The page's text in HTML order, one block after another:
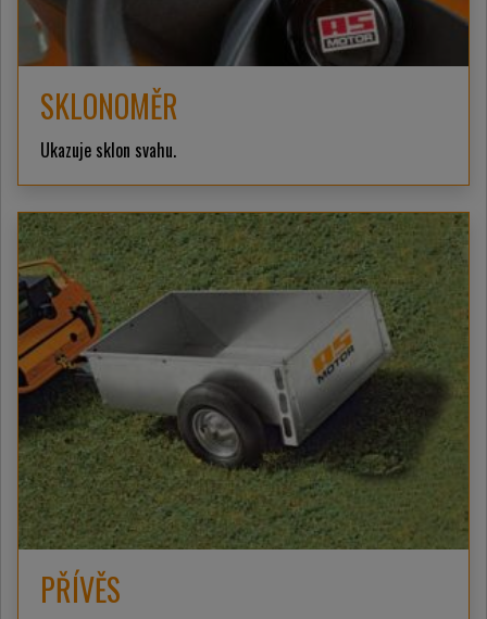
SKLONOMĚR
Ukazuje sklon svahu.
PŘÍVĚS